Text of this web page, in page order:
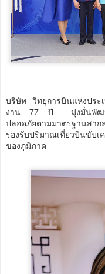
บริษัท วิทยุการบินแห่งปร
งาน 77 ปี มุ่งมั่นพัฒนาก
ปลอดภัยตามมาตรฐานสาก
รองรับปริมาณเที่ยวบินขับเ
ของภูมิภาค